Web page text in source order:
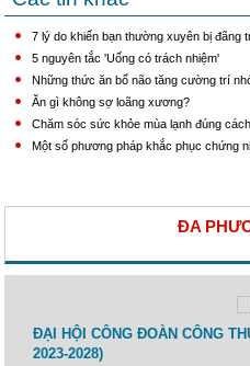
7 lý do khiến bạn thường xuyên bị đãng
5 nguyên tắc 'Uống có trách nhiệm'
Những thức ăn bổ não tăng cường trí
Ăn gì không sợ loãng xương?
Chăm sóc sức khỏe mùa lạnh đúng cách
Một số phương pháp khắc phục chứng
ĐA
ĐẠI HỘI CÔNG ĐOÀN CÔNG
2023-2028)